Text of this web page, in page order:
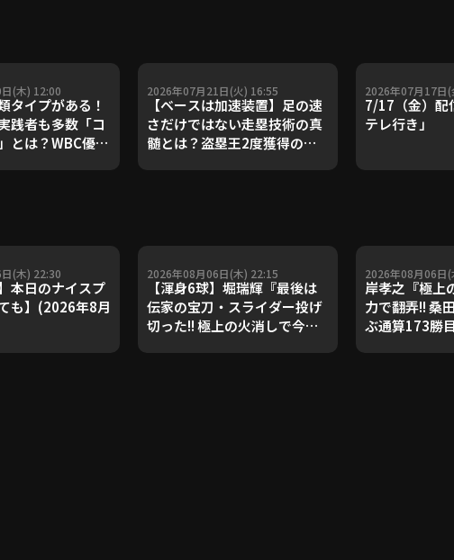
(木) 12:00
タイプがある！
践者も多数「コ
とは？WBC優勝
2026年07月21日(火) 16:55
【ベースは加速装置】足の速
さだけではない走塁技術の真
髄とは？盗塁王2度獲得の金
2026年07月17日(
7/17（金）配
テレ行き」
(木) 22:30
本日のナイスプ
も】(2026年8月
2026年08月06日(木) 22:15
【渾身6球】堀瑞輝『最後は
伝家の宝刀・スライダー投げ
切った!! 極上の火消しで今季3
2026年08月06日(
岸孝之『極上
力で翻弄!! 桑
ぶ通算173勝